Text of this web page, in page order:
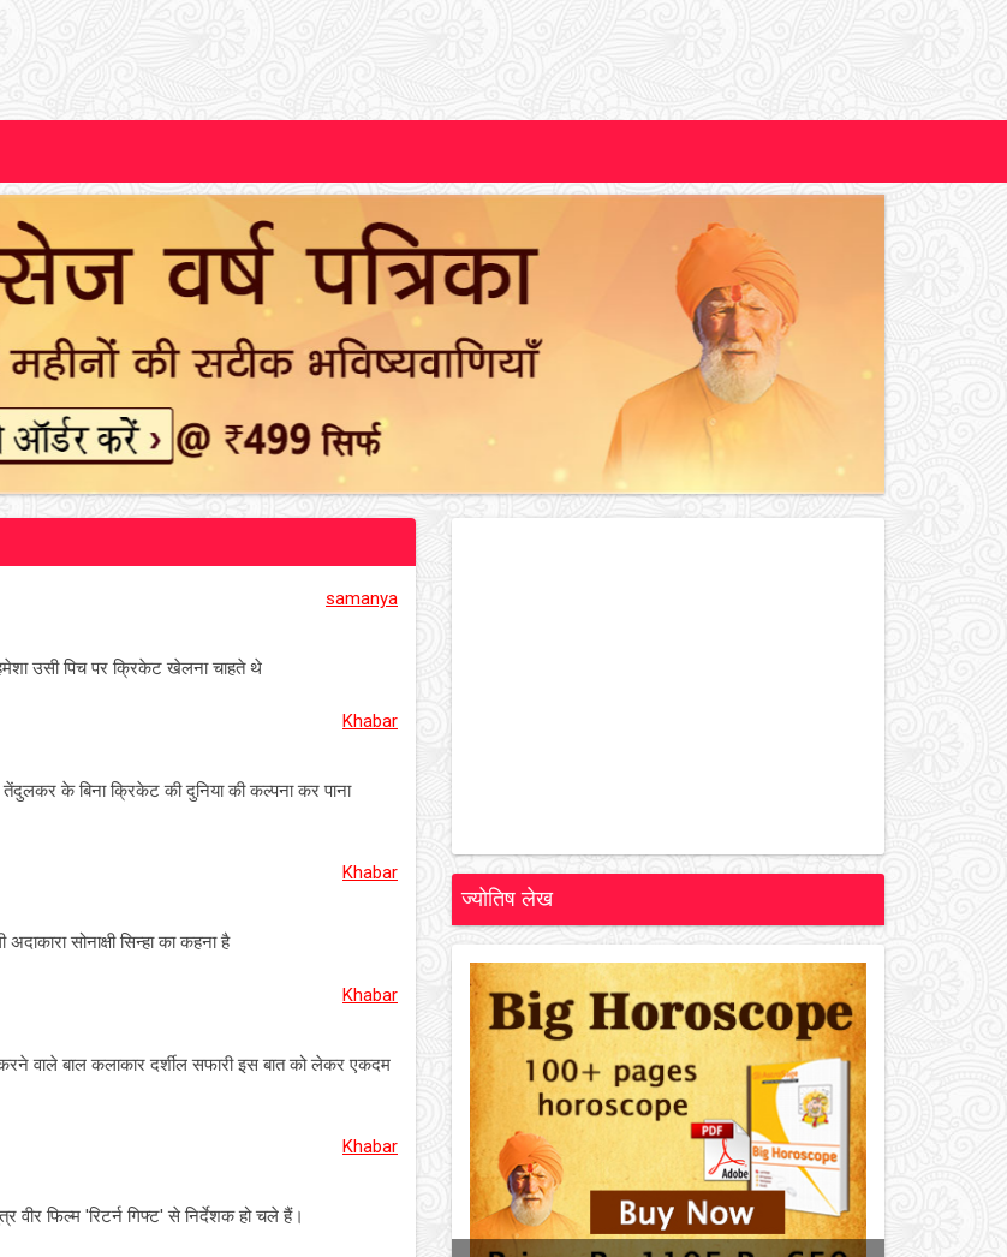
samanya
उसी पिच पर क्रिकेट खेलना चाहते थे
Khabar
तेंदुलकर के बिना क्रिकेट की दुनिया की कल्पना कर पाना
Khabar
सोनाक्षी सिन्हा का कहना है
Khabar
वाले बाल कलाकार दर्शील सफारी इस बात को लेकर एकदम
Khabar
वीर फिल्म 'रिटर्न गिफ्ट' से निर्देशक हो चले हैं।
ज्योतिष लेख